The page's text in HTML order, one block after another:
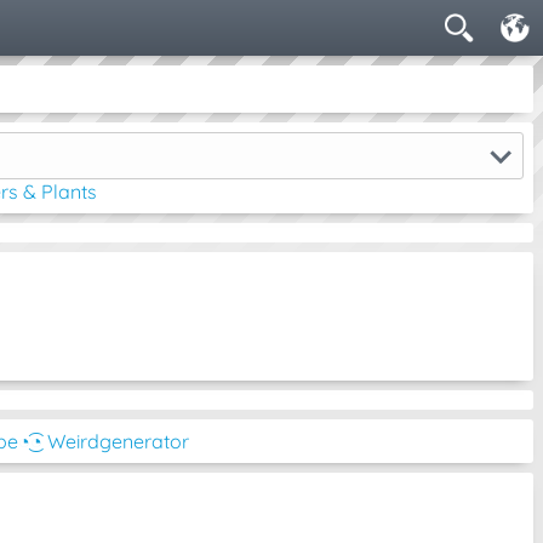
& Plants
◔͜͡◔ Weirdgenerator